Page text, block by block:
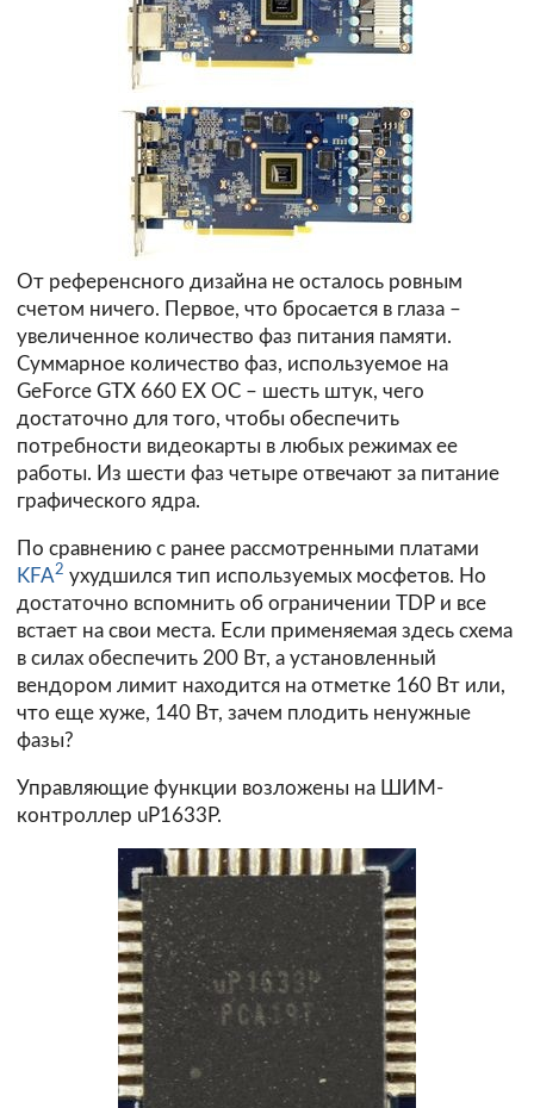
От референсного дизайна не осталось ровным
счетом ничего. Первое, что бросается в глаза –
увеличенное количество фаз питания памяти.
Суммарное количество фаз, используемое на
GeForce GTX 660 EX OC – шесть штук, чего
достаточно для того, чтобы обеспечить
потребности видеокарты в любых режимах ее
работы. Из шести фаз четыре отвечают за питание
графического ядра.
По сравнению с ранее рассмотренными платами
KFA2 ухудшился тип используемых мосфетов. Но
достаточно вспомнить об ограничении TDP и все
встает на свои места. Если применяемая здесь схема
в силах обеспечить 200 Вт, а установленный
вендором лимит находится на отметке 160 Вт или,
что еще хуже, 140 Вт, зачем плодить ненужные
фазы?
Управляющие функции возложены на ШИМ-
контроллер uP1633P.